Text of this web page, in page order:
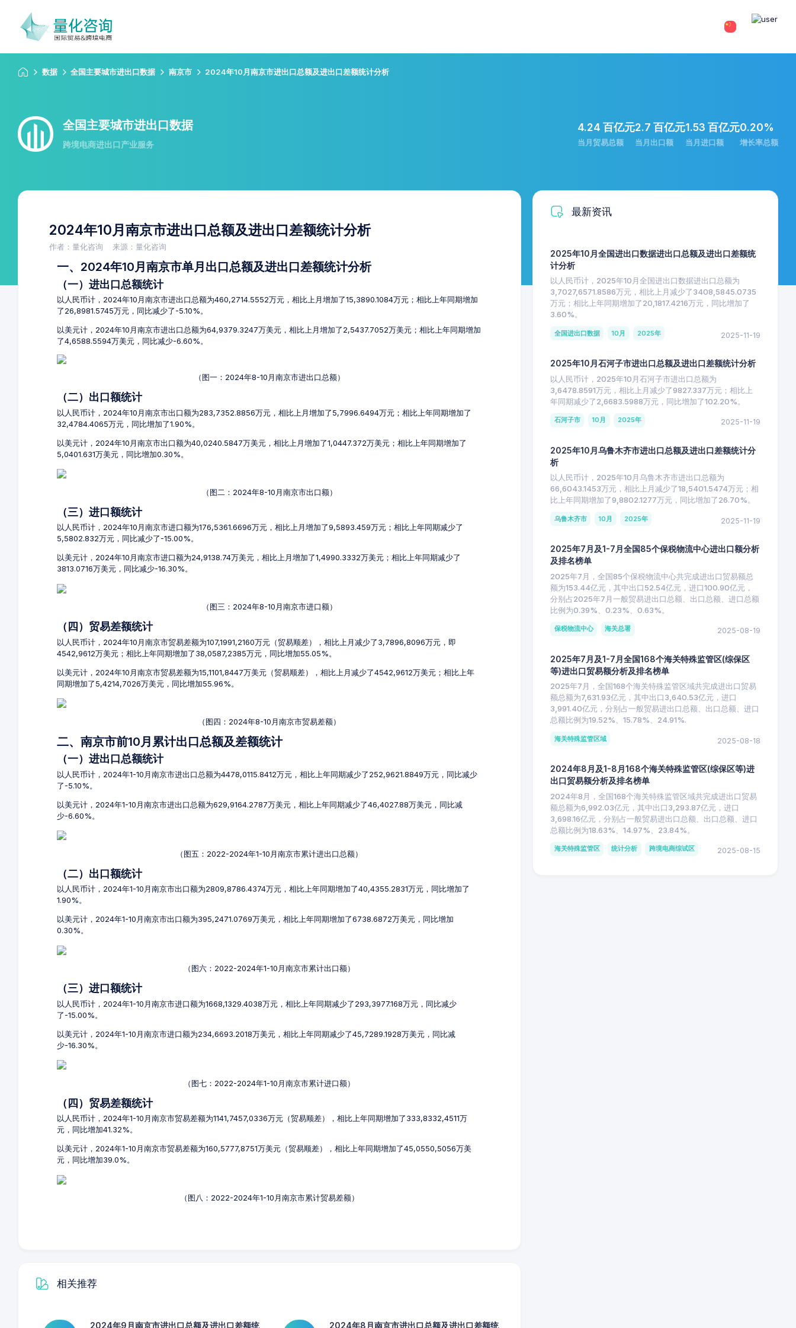
数据 全国主要城市进出口数据 南京市 2024年10月南京市进出口总额及进出口差额统计分析
全国主要城市进出口数据
跨境电商进出口产业服务
4.24 百亿元
当月贸易总额
2.7 百亿元
当月出口额
1.53 百亿元
当月进口额
0.20%
增长率总额
2024年10月南京市进出口总额及进出口差额统计分析
作者：量化咨询 来源：量化咨询
一、2024年10月南京市单月出口总额及进出口差额统计分析
（一）进出口总额统计
以人民币计，2024年10月南京市进出口总额为460,2714.5552万元，相比上月增加了15,3890.1084万元；相比上年同期增加
了26,8981.5745万元，同比减少了-5.10%。
以美元计，2024年10月南京市进出口总额为64,9379.3247万美元，相比上月增加了2,5437.7052万美元；相比上年同期增加
了4,6588.5594万美元，同比减少-6.60%。
（图一：2024年8-10月南京市进出口总额）
（二）出口额统计
以人民币计，2024年10月南京市出口额为283,7352.8856万元，相比上月增加了5,7996.6494万元；相比上年同期增加了
32,4784.4065万元，同比增加了1.90%。
以美元计，2024年10月南京市出口额为40,0240.5847万美元，相比上月增加了1,0447.372万美元；相比上年同期增加了
5,0401.631万美元，同比增加0.30%。
（图二：2024年8-10月南京市出口额）
（三）进口额统计
以人民币计，2024年10月南京市进口额为176,5361.6696万元，相比上月增加了9,5893.459万元；相比上年同期减少了
5,5802.832万元，同比减少了-15.00%。
以美元计，2024年10月南京市进口额为24,9138.74万美元，相比上月增加了1,4990.3332万美元；相比上年同期减少了
3813.0716万美元，同比减少-16.30%。
（图三：2024年8-10月南京市进口额）
（四）贸易差额统计
以人民币计，2024年10月南京市贸易差额为107,1991,2160万元（贸易顺差），相比上月减少了3,7896,8096万元，即
4542,9612万美元；相比上年同期增加了38,0587,2385万元，同比增加55.05%。
以美元计，2024年10月南京市贸易差额为15,1101,8447万美元（贸易顺差），相比上月减少了4542,9612万美元；相比上年
同期增加了5,4214,7026万美元，同比增加55.96%。
（图四：2024年8-10月南京市贸易差额）
二、南京市前10月累计出口总额及差额统计
（一）进出口总额统计
以人民币计，2024年1-10月南京市进出口总额为4478,0115.8412万元，相比上年同期减少了252,9621.8849万元，同比减少
了-5.10%。
以美元计，2024年1-10月南京市进出口总额为629,9164.2787万美元，相比上年同期减少了46,4027.88万美元，同比减
少-6.60%。
（图五：2022-2024年1-10月南京市累计进出口总额）
（二）出口额统计
以人民币计，2024年1-10月南京市出口额为2809,8786.4374万元，相比上年同期增加了40,4355.2831万元，同比增加了
1.90%。
以美元计，2024年1-10月南京市出口额为395,2471.0769万美元，相比上年同期增加了6738.6872万美元，同比增加
0.30%。
（图六：2022-2024年1-10月南京市累计出口额）
（三）进口额统计
以人民币计，2024年1-10月南京市进口额为1668,1329.4038万元，相比上年同期减少了293,3977.168万元，同比减少
了-15.00%。
以美元计，2024年1-10月南京市进口额为234,6693.2018万美元，相比上年同期减少了45,7289.1928万美元，同比减
少-16.30%。
（图七：2022-2024年1-10月南京市累计进口额）
（四）贸易差额统计
以人民币计，2024年1-10月南京市贸易差额为1141,7457,0336万元（贸易顺差），相比上年同期增加了333,8332,4511万
元，同比增加41.32%。
以美元计，2024年1-10月南京市贸易差额为160,5777,8751万美元（贸易顺差），相比上年同期增加了45,0550,5056万美
元，同比增加39.0%。
（图八：2022-2024年1-10月南京市累计贸易差额）
相关推荐
2024年9月南京市进出口总额及进出口差额统 2024年8月南京市进出口总额及进出口差额统
最新资讯
2025年10月全国进出口数据进出口总额及进出口差额统
计分析
以人民币计，2025年10月全国进出口数据进出口总额为
3,7027,6571.8586万元，相比上月减少了3408,5845.0735
万元；相比上年同期增加了20,1817.4216万元，同比增加了
3.60%。
全国进出口数据 10月 2025年 2025-11-19
2025年10月石河子市进出口总额及进出口差额统计分析
以人民币计，2025年10月石河子市进出口总额为
3,6478.8591万元，相比上月减少了9827.337万元；相比上
年同期减少了2,6683.5988万元，同比增加了102.20%。
石河子市 10月 2025年 2025-11-19
2025年10月乌鲁木齐市进出口总额及进出口差额统计分
析
以人民币计，2025年10月乌鲁木齐市进出口总额为
66,6043.1453万元，相比上月减少了18,5401.5474万元；相
比上年同期增加了9,8802.1277万元，同比增加了26.70%。
乌鲁木齐市 10月 2025年 2025-11-19
2025年7月及1-7月全国85个保税物流中心进出口额分析
及排名榜单
2025年7月，全国85个保税物流中心共完成进出口贸易额总
额为153.44亿元，其中出口52.54亿元，进口100.90亿元，
分别占2025年7月一般贸易进出口总额、出口总额、进口总额
比例为0.39%、0.23%、0.63%。
保税物流中心 海关总署 2025-08-19
2025年7月及1-7月全国168个海关特殊监管区(综保区
等)进出口贸易额分析及排名榜单
2025年7月，全国168个海关特殊监管区域共完成进出口贸易
额总额为7,631.93亿元，其中出口3,640.53亿元，进口
3,991.40亿元，分别占一般贸易进出口总额、出口总额、进口
总额比例为19.52%、15.78%、24.91%.
海关特殊监管区域 2025-08-18
2024年8月及1-8月168个海关特殊监管区(综保区等)进
出口贸易额分析及排名榜单
2024年8月，全国168个海关特殊监管区域共完成进出口贸易
额总额为6,992.03亿元，其中出口3,293.87亿元，进口
3,698.16亿元，分别占一般贸易进出口总额、出口总额、进口
总额比例为18.63%、14.97%、23.84%。
海关特殊监管区 统计分析 跨境电商综试区 2025-08-15